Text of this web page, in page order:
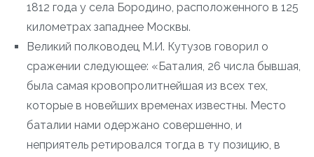
1812 года у села Бородино, расположенного в 125
километрах западнее Москвы.
Великий полководец М.И. Кутузов говорил о
сражении следующее: «Баталия, 26 числа бывшая,
была самая кровопролитнейшая из всех тех,
которые в новейших временах известны. Место
баталии нами одержано совершенно, и
неприятель ретировался тогда в ту позицию, в